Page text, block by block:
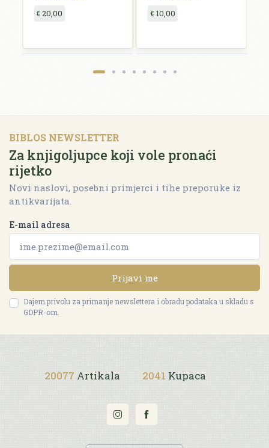
€ 20,00 € 10,00
BIBLOS NEWSLETTER
Za knjigoljupce koji vole pronaći
rijetko
Novi naslovi, posebni primjerci i tihe preporuke iz
antikvarijata.
E-mail adresa
Prijavi me
Dajem privolu za primanje newslettera i obradu podataka u skladu s
GDPR-om.
20077 Artikala 2041 Kupaca